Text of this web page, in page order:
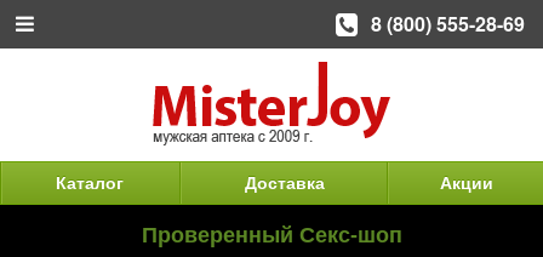
Каталог Доставка Акции
Проверенный Секс-шоп
8 (800) 555-28-69